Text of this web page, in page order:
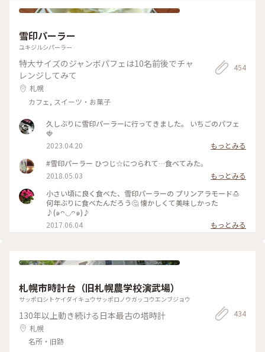
雪印パーラー
ユキジルシパーラー
特大サイズのジャンボパフェは10名前後でチャ
レンジしてみて
札幌
カフェ, スイーツ・お菓子
454
久しぶりに雪印パーラーに行ってきました。 いちごのパフェ
🍓
2023.04.20
もっとみる
#雪印パーラー ひつじ☆につられて…食べてみた。
2018.05.03
もっとみる
小さい頃に良く食べた、雪印パーラーの プリンアラモード🍮
何年ぶりに食べたんだろう🤔 懐かしくて美味しかった
♪(๑ᴖ◡ᴖ๑)♪
2017.06.04
もっとみる
札幌市時計台（旧札幌農学校演武場）
サッポロシトケイダイキュウサッポロノウガッコウエンブジョウ
130年以上動き続ける日本最古の塔時計
札幌
名所・旧跡
434